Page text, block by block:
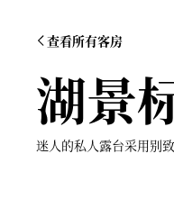
查看所有客房
湖景
迷人的私人露台采用别